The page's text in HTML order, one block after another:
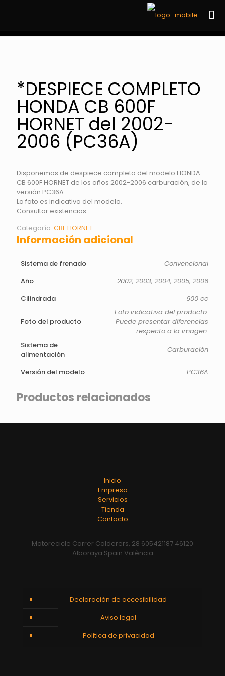
*DESPIECE COMPLETO
HONDA CB 600F
HORNET del 2002-
2006 (PC36A)
Disponemos de despiece completo del modelo HONDA
CB 600F HORNET de los años 2002-2006 carburación, de la
versión PC36A.
La foto es indicativa del modelo.
Consultar existencias.
Categoría: CBF HORNET
Información adicional
Sistema de frenado
Convencional
Año
2002, 2003, 2004, 2005, 2006
Cilindrada
600 cc
Foto del producto
Foto indicativa del producto.
Puede presentar diferencias
respecto a la imagen.
Sistema de
alimentación
Carburación
Versión del modelo PC36A
Productos relacionados
Inicio
Empresa
Servicios
Tienda
Contacto
Motorecicle Carrer Calderers, 28 605421187 46120
Alboraya Spain València
Declaración de accesibilidad
Aviso legal
Politica de privacidad